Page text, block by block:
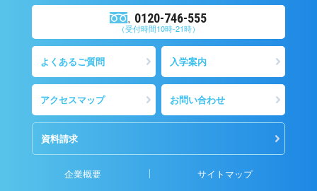
0120-746-555
（受付時間10時-21時）
よくあるご質問 入学案内
アクセスマップ お問い合わせ
資料請求
企業概要 サイトマップ